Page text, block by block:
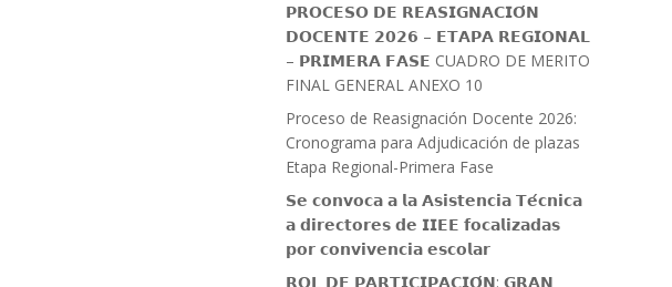
𝗣𝗥𝗢𝗖𝗘𝗦𝗢 𝗗𝗘 𝗥𝗘𝗔𝗦𝗜𝗚𝗡𝗔𝗖𝗜𝗢́𝗡
𝗗𝗢𝗖𝗘𝗡𝗧𝗘 𝟮𝟬𝟮𝟲 – 𝗘𝗧𝗔𝗣𝗔 𝗥𝗘𝗚𝗜𝗢𝗡𝗔𝗟
– 𝗣𝗥𝗜𝗠𝗘𝗥𝗔 𝗙𝗔𝗦𝗘 CUADRO DE MERITO
FINAL GENERAL ANEXO 10
Proceso de Reasignación Docente 2026:
Cronograma para Adjudicación de plazas
Etapa Regional-Primera Fase
𝗦𝗲 𝗰𝗼𝗻𝘃𝗼𝗰𝗮 𝗮 𝗹𝗮 𝗔𝘀𝗶𝘀𝘁𝗲𝗻𝗰𝗶𝗮 𝗧𝗲́𝗰𝗻𝗶𝗰𝗮
𝗮 𝗱𝗶𝗿𝗲𝗰𝘁𝗼𝗿𝗲𝘀 𝗱𝗲 𝗜𝗜𝗘𝗘 𝗳𝗼𝗰𝗮𝗹𝗶𝘇𝗮𝗱𝗮𝘀
𝗽𝗼𝗿 𝗰𝗼𝗻𝘃𝗶𝘃𝗲𝗻𝗰𝗶𝗮 𝗲𝘀𝗰𝗼𝗹𝗮𝗿
𝗥𝗢𝗟 𝗗𝗘 𝗣𝗔𝗥𝗧𝗜𝗖𝗜𝗣𝗔𝗖𝗜𝗢́𝗡: 𝗚𝗥𝗔𝗡